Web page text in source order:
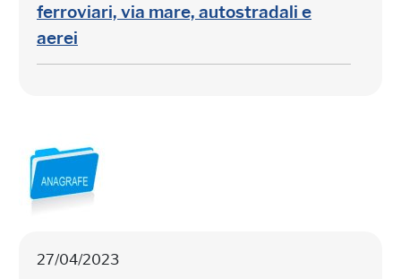
ferroviari, via mare, autostradali e
aerei
27/04/2023